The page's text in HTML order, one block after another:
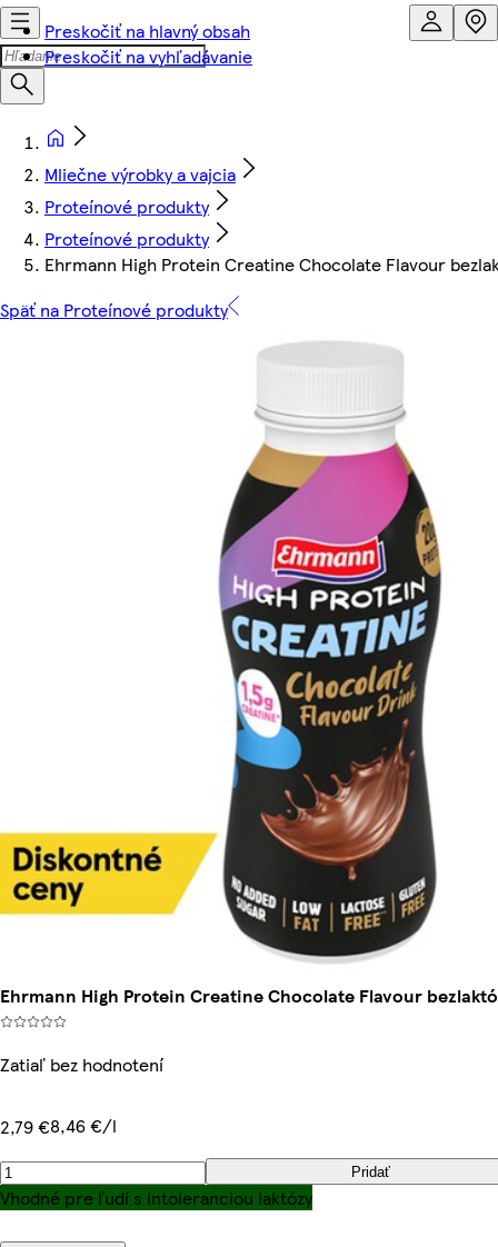
Preskočiť na hlavný obsah
Preskočiť na vyhľadávanie
Mliečne výrobky a vajcia
Proteínové produkty
Proteínové produkty
Ehrmann High Protein Creatine Chocolate Flavour
Späť na Proteínové produkty
Ehrmann High Protein Creatine Chocolate Flavour
Zatiaľ bez hodnotení
2,79 €8,46 €/l
Pridať
Vhodné pre ľudí s intoleranciou laktózy